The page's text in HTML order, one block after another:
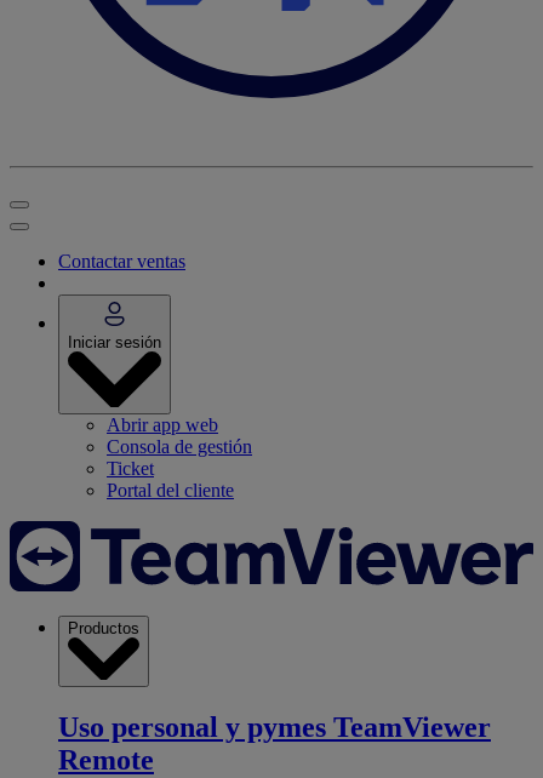
Contactar ventas
Iniciar sesión
Abrir app web
Consola de gestión
Ticket
Portal del cliente
Productos
Uso personal y pymes TeamViewer
Remote